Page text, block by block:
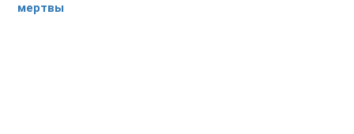
мертвы